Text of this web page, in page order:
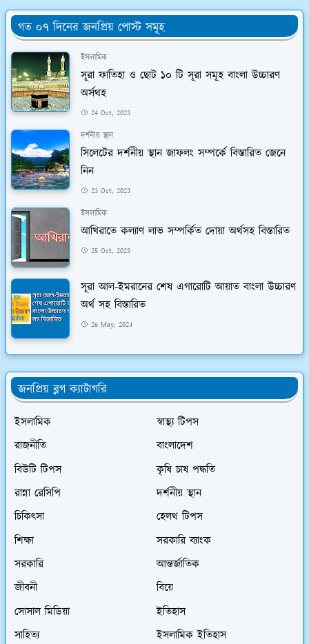
গত ০৭ দিনের জনপ্রিয় পোস্ট সমূহ
ইসলামিক
সূরা ফাতিহা ও ছোট ১০ টি সূরা সমূহ বাংলা উচ্চারণ
অর্সথহ
24 Oct, 2023
দর্শনীয় স্থান
সিলেটের দর্শনীয় স্থান জাফলং সম্পর্কে বিস্তারিত জেনে
নিন
23 Oct, 2023
ইসলামিক
আখিরাতে কল্যাণ লাভ সম্পর্কিত দোয়া অর্থসহ বিস্তারিত
25 Oct, 2023
সূরা আল-ইমরানের শেষ এগারোটি আয়াত বাংলা উচ্চারণ
অর্থ সহ বিস্তারিত
26 May, 2024
জনপ্রিয় ব্লগ ক্যাটাগরি
ইসলামিক
স্বাস্থ্য টিপস
রাজনীতি
বাংলাদেশ
বিউটি টিপস
কৃষি চাষ পদ্ধতি
রান্না রেসিপি
দর্শনীয় স্থান
চিকিৎসা
হেলথ টিপস
শিক্ষা
সরকারি ব্যাংক
সরকারি
আন্তর্জাতিক
জীবনী
বিয়ে
সোসাল মিডিয়া
ইতিহাস
সাহিত্য
ইসলামিক ইতিহাস